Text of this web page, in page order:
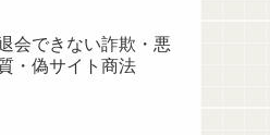
会できない詐欺・悪
・偽サイト商法